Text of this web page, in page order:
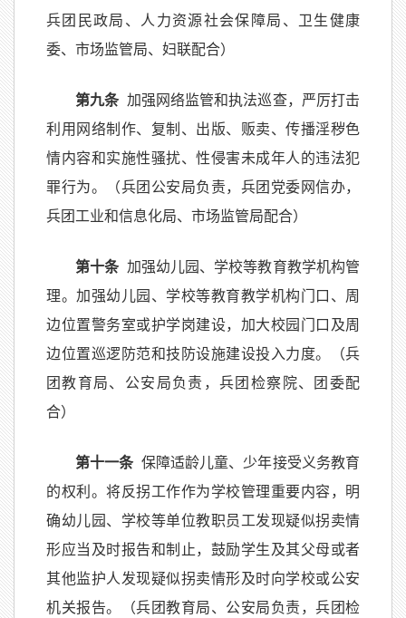
兵团民政局、人力资源社会保障局、卫生健康
委、市场监管局、妇联配合）
第九条 加强网络监管和执法巡查，严厉打击
利用网络制作、复制、出版、贩卖、传播淫秽色
情内容和实施性骚扰、性侵害未成年人的违法犯
罪行为。（兵团公安局负责，兵团党委网信办，
兵团工业和信息化局、市场监管局配合）
第十条 加强幼儿园、学校等教育教学机构管
理。加强幼儿园、学校等教育教学机构门口、周
边位置警务室或护学岗建设，加大校园门口及周
边位置巡逻防范和技防设施建设投入力度。（兵
团教育局、公安局负责，兵团检察院、团委配
合）
第十一条 保障适龄儿童、少年接受义务教育
的权利。将反拐工作作为学校管理重要内容，明
确幼儿园、学校等单位教职员工发现疑似拐卖情
形应当及时报告和制止，鼓励学生及其父母或者
其他监护人发现疑似拐卖情形及时向学校或公安
机关报告。（兵团教育局、公安局负责，兵团检